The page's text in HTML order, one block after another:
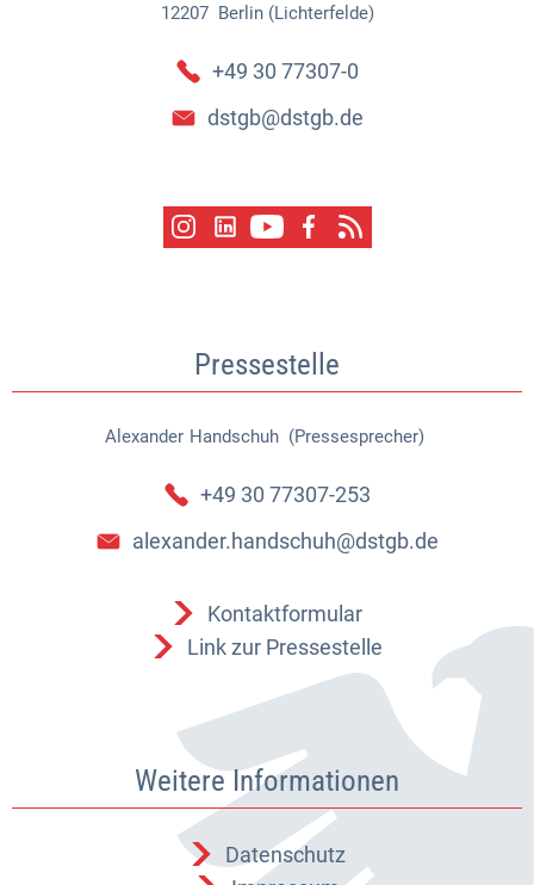
12207 Berlin (Lichterfelde)
+49 30 77307-0
dstgb@dstgb.de
Pressestelle
Alexander Handschuh (Pressesprecher)
Alexander Handschuh
+49 30 77307-253
alexander.handschuh@dstgb.de
Kontaktformular
Link zur Pressestelle
Weitere Informationen
Datenschutz